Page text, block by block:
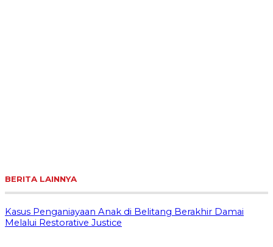
BERITA LAINNYA
Kasus Penganiayaan Anak di Belitang Berakhir Damai
Melalui Restorative Justice